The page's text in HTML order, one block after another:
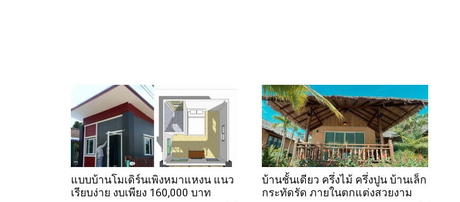
แบบบ้านโมเดิร์นเพิงหมาแหงน แนว
เรียบง่าย งบเพียง 160,000 บาท
บ้านชั้นเดียว ครึ่งไม้ ครึ่งปูน บ้านเล็ก
กระทัดรัด ภายในตกแต่งสวยงาม